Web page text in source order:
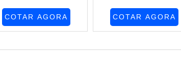
COTAR AGORA COTAR AGORA